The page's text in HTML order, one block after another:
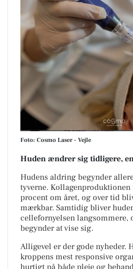
Foto: Cosmo Laser - Vejle
Huden ændrer sig tidligere,
Hudens aldring begynder
tyverne.
procent om året, og over tid
mærkbar. Samtidig bliver
cellefornyelsen langsommere,
begynder at vise sig.
Alligevel er der gode nyheder.
kroppens mest responsive